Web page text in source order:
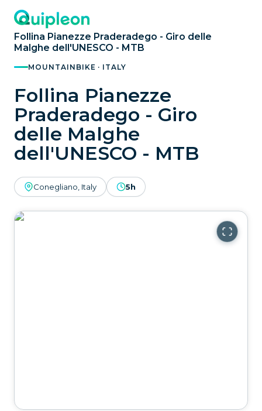
Follina Pianezze Praderadego - Giro delle
Malghe dell'UNESCO - MTB
MOUNTAINBIKE · ITALY
Follina Pianezze
Praderadego - Giro
delle Malghe
dell'UNESCO - MTB
Conegliano, Italy 5h